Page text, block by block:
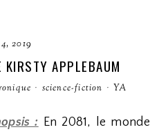
2019
KIRSTY APPLEBAUM
· science-fiction · YA
: En 2081, le